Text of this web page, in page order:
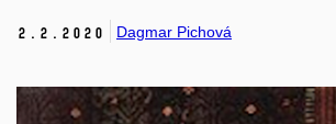
2. 2. 2020 Dagmar Pichová